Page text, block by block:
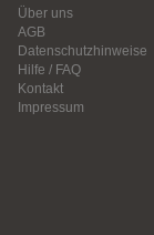
Über uns
AGB
Datenschutzhinweise
Hilfe / FAQ
Kontakt
Impressum